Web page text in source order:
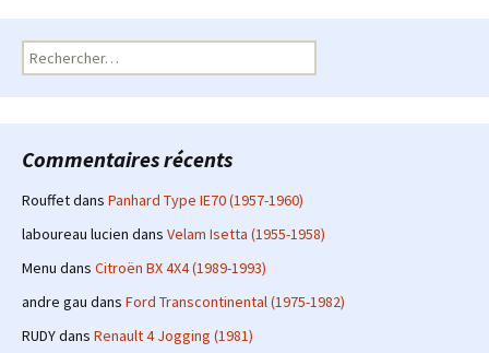
Rechercher :
Commentaires récents
Rouffetdans Panhard Type IE70 (1957-1960)
laboureau lucien dans Velam Isetta (1955-1958)
Menu dans Citroën BX 4X4 (1989-1993)
andre gau dans Ford Transcontinental (1975-1982)
RUDYdans Renault 4 Jogging (1981)